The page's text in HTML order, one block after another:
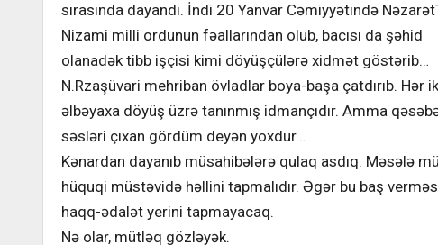
sırasında dayandı. İndi 20 Yanvar Cəmiyyətində
Nizami milli ordunun fəallarından olub, bacısı da şəhid
olanadək tibb işçisi kimi döyüşçülərə xidmət göstərib…
N.Rzaşüvari mehriban övladlar boya-başa çatdırıb. Hər
əlbəyaxa döyüş üzrə tanınmış idmançıdır. Amma
səsləri çıxan gördüm deyən yoxdur…
Kənardan dayanıb müsahibələrə qulaq asdıq. Məsələ
hüquqi müstəvidə həllini tapmalıdır. Əgər bu baş
haqq-ədalət yerini tapmayacaq.
Nə olar, mütləq gözləyək.